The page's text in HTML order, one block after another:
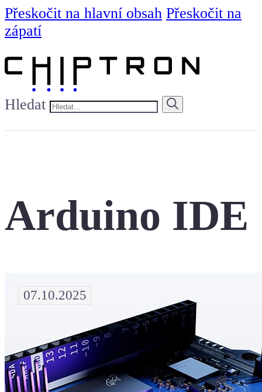
Přeskočit na hlavní obsah Přeskočit na
zápatí
Hledat
Arduino IDE
07.10.2025